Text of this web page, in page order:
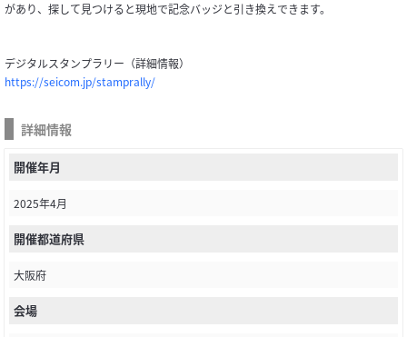
があり、探して見つけると現地で記念バッジと引き換えできます。
デジタルスタンプラリー（詳細情報）
https://seicom.jp/stamprally/
詳細情報
開催年月
2025年4月
開催都道府県
大阪府
会場